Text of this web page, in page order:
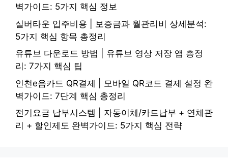
벽가이드: 5가지 핵심 정보
실버타운 입주비용 | 보증금과 월관리비 상세분석:
5가지 핵심 항목 총정리
유튜브 다운로드 방법 | 유튜브 영상 저장 앱 총정
리: 7가지 핵심 팁
인천e음카드 QR결제 | 모바일 QR코드 결제 설정 완
벽가이드: 7단계 핵심 총정리
전기요금 납부시스템 | 자동이체/카드납부 + 연체관
리 + 할인제도 완벽가이드: 5가지 핵심 전략